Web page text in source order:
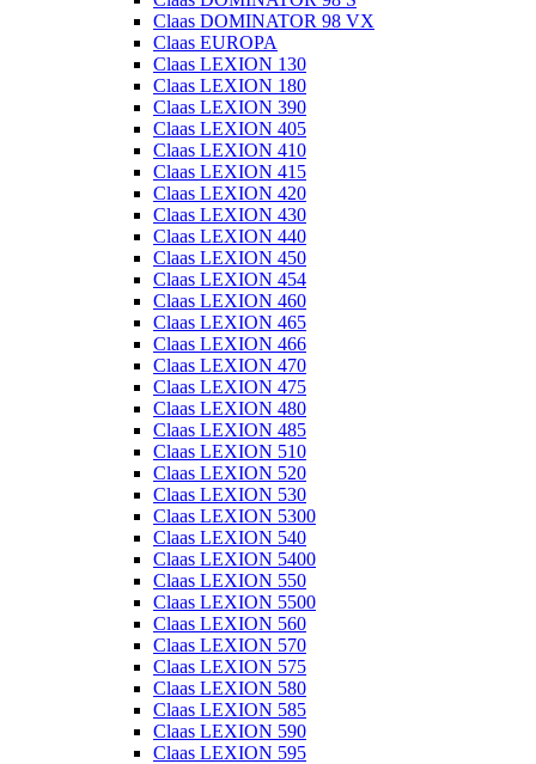
Claas DOMINATOR 98 VX
Claas EUROPA
Claas LEXION 130
Claas LEXION 180
Claas LEXION 390
Claas LEXION 405
Claas LEXION 410
Claas LEXION 415
Claas LEXION 420
Claas LEXION 430
Claas LEXION 440
Claas LEXION 450
Claas LEXION 454
Claas LEXION 460
Claas LEXION 465
Claas LEXION 466
Claas LEXION 470
Claas LEXION 475
Claas LEXION 480
Claas LEXION 485
Claas LEXION 510
Claas LEXION 520
Claas LEXION 530
Claas LEXION 5300
Claas LEXION 540
Claas LEXION 5400
Claas LEXION 550
Claas LEXION 5500
Claas LEXION 560
Claas LEXION 570
Claas LEXION 575
Claas LEXION 580
Claas LEXION 585
Claas LEXION 590
Claas LEXION 595